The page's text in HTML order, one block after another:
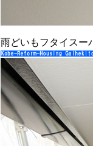
雨どいもフタイスー